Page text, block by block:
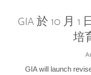
GIA 於 10 月
培
GIA will launch